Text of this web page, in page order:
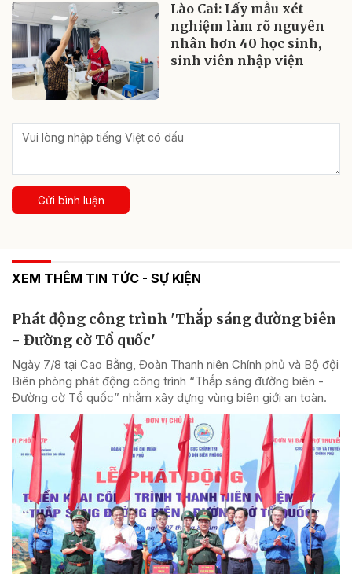
Lào Cai: Lấy mẫu xét
nghiệm làm rõ nguyên
nhân hơn 40 học sinh,
sinh viên nhập viện
Gửi bình luận
XEM THÊM TIN TỨC - SỰ KIỆN
Phát động công trình 'Thắp sáng đường biên
- Đường cờ Tổ quốc'
Ngày 7/8 tại Cao Bằng, Đoàn Thanh niên Chính phủ và Bộ đội
Biên phòng phát động công trình “Thắp sáng đường biên -
Đường cờ Tổ quốc” nhằm xây dựng vùng biên giới an toàn.